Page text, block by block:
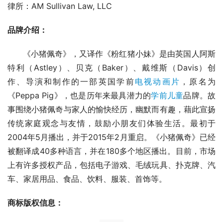
律所：AM Sullivan Law, LLC
品牌介绍：
特利（Astley）、贝克（Baker）、戴维斯（Davis）创
作、导演和制作的一部英国学前电视动画片 ，原名为
《Peppa Pig》，也是历年来最具潜力的学前儿童品牌。故
事围绕小猪佩奇与家人的愉快经历，幽默而有趣，藉此宣扬
传统家庭观念与友情，鼓励小朋友们体验生活。最初于
2004年5月播出，并于2015年2月重启。《小猪佩奇》已经
被翻译成40多种语言，并在180多个地区播出。目前，市场
上有许多授权产品，包括电子游戏、毛绒玩具、扑克牌、汽
车、家居用品、食品、饮料、服装、首饰等。
商标版权信息：